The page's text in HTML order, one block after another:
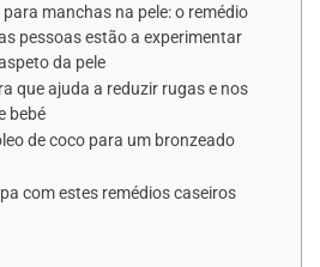
manchas na pele: o remédio
pessoas estão a experimentar
da pele
que ajuda a reduzir rugas e nos
bebé
de coco para um bronzeado
com estes remédios caseiros